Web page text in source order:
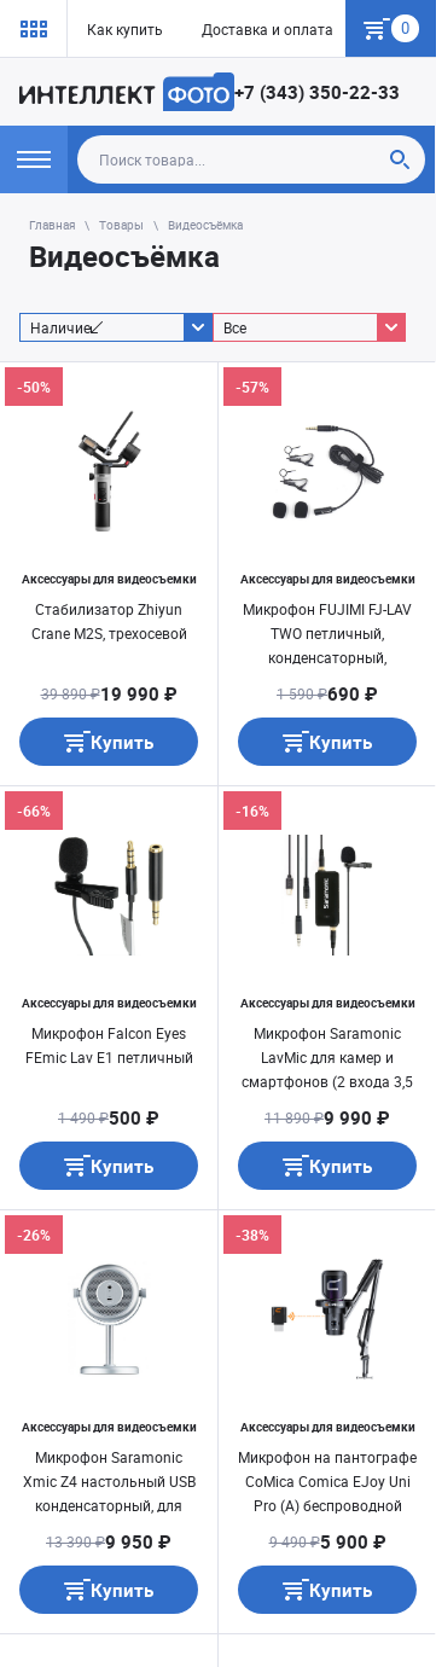
Как купить Доставка и оплата Гарантия
0
+7 (343) 350-22-33
Главная Товары Видеосъёмка
Видеосъёмка
Наличие Все
Аксессуары для видеосъемки
Стабилизатор Zhiyun
Crane M2S, трехосевой
-50%
39 890 ₽19 990 ₽
Купить
Аксессуары для видеосъемки
Микрофон FUJIMI FJ-LAV
TWO петличный,
конденсаторный,
проводной, разъем типа
-57%
1 590 ₽690 ₽
Купить
Аксессуары для видеосъемки
Микрофон Falcon Eyes
FEmic Lav E1 петличный
-66%
1 490 ₽500 ₽
Купить
Аксессуары для видеосъемки
Микрофон Saramonic
LavMic для камер и
смартфонов (2 входа 3,5
-16%
11 890 ₽9 990 ₽
Купить
Аксессуары для видеосъемки
Микрофон Saramonic
Xmic Z4 настольный USB
конденсаторный, для
или телефона
-26%
13 390 ₽9 950 ₽
Купить
Аксессуары для видеосъемки
Микрофон на пантографе
CoMica Comica EJoy Uni
Pro (A) беспроводной
-38%
9 490 ₽5 900 ₽
Купить